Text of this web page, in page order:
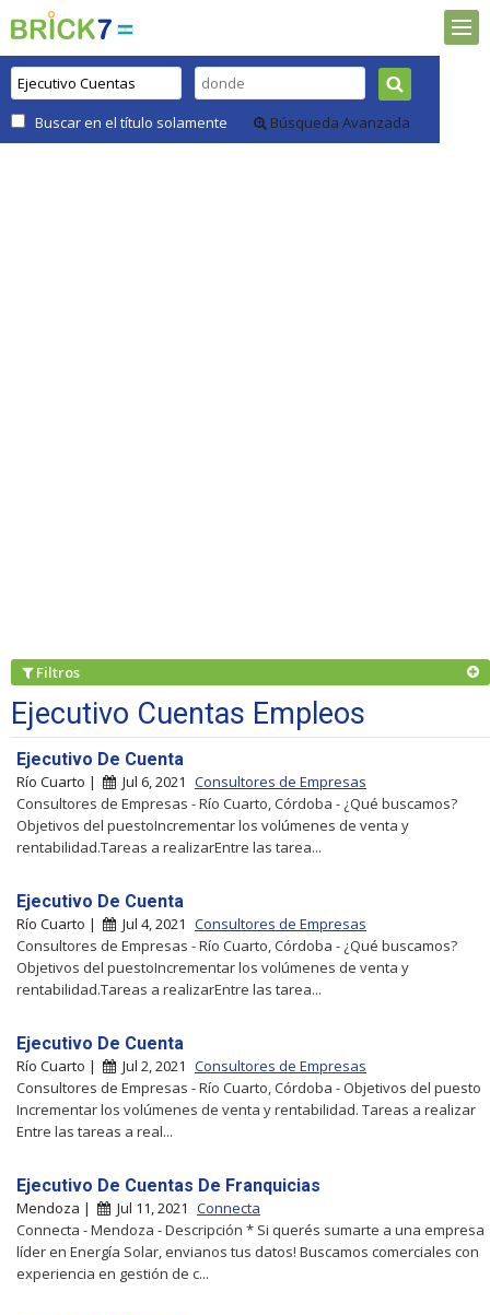
Buscar en el título solamente Búsqueda Avanzada
Filtros
Ejecutivo Cuentas Empleos
Ejecutivo De Cuenta
Río Cuarto | Jul 6, 2021 Consultores de Empresas
Consultores de Empresas - Río Cuarto, Córdoba - ¿Qué buscamos?
Objetivos del puestoIncrementar los volúmenes de venta y
rentabilidad.Tareas a realizarEntre las tarea...
Ejecutivo De Cuenta
Río Cuarto | Jul 4, 2021 Consultores de Empresas
Consultores de Empresas - Río Cuarto, Córdoba - ¿Qué buscamos?
Objetivos del puestoIncrementar los volúmenes de venta y
rentabilidad.Tareas a realizarEntre las tarea...
Ejecutivo De Cuenta
Río Cuarto | Jul 2, 2021 Consultores de Empresas
Consultores de Empresas - Río Cuarto, Córdoba - Objetivos del puesto
Incrementar los volúmenes de venta y rentabilidad. Tareas a realizar
Entre las tareas a real...
Ejecutivo De Cuentas De Franquicias
Mendoza | Jul 11, 2021 Connecta
Connecta - Mendoza - Descripción * Si querés sumarte a una empresa
líder en Energía Solar, envianos tus datos! Buscamos comerciales con
experiencia en gestión de c...